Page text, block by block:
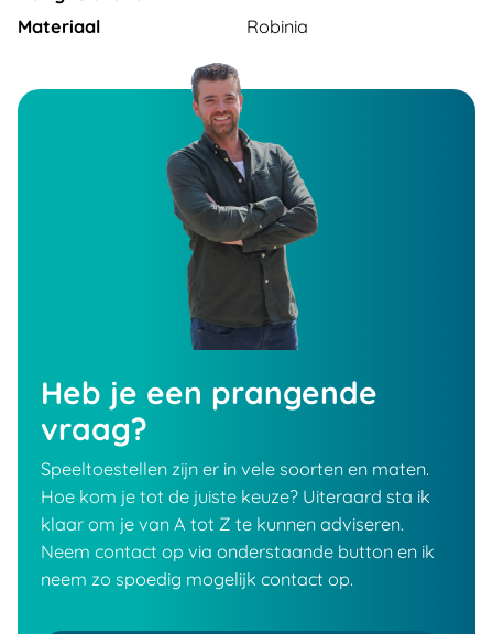
Materiaal
Robinia
Heb je een prangende
vraag?
Speeltoestellen zijn er in vele soorten en maten.
Hoe kom je tot de juiste keuze? Uiteraard sta ik
klaar om je van A tot Z te kunnen adviseren.
Neem contact op via onderstaande button en ik
neem zo spoedig mogelijk contact op.